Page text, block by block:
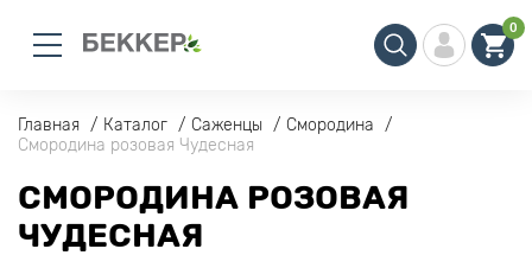
0
Главная Каталог Саженцы
Смородина
Смородина розовая Чудесная
СМОРОДИНА РОЗОВАЯ
ЧУДЕСНАЯ